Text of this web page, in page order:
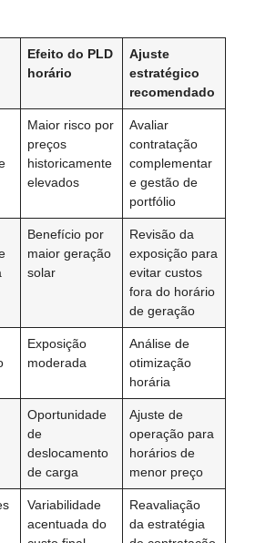
Efeito do PLD
horário
Ajuste
estratégico
recomendado
Maior risco por
preços
historicamente
elevados
Avaliar
contratação
complementar
e gestão de
portfólio
Benefício por
maior geração
solar
Revisão da
exposição para
evitar custos
fora do horário
de geração
Exposição
moderada
Análise de
otimização
horária
Oportunidade
de
deslocamento
de carga
Ajuste de
operação para
horários de
menor preço
Variabilidade
acentuada do
Reavaliação
da estratégia